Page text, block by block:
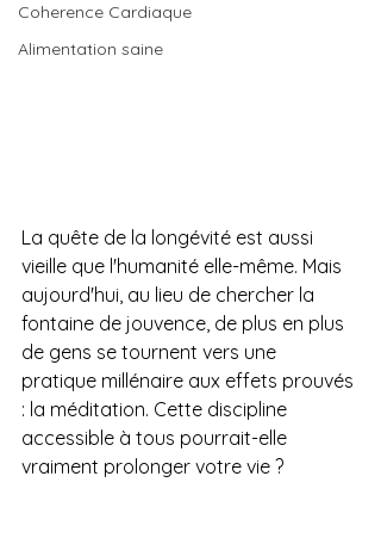
Coherence Cardiaque
Alimentation saine
La quête de la longévité est aussi
vieille que l'humanité elle-même. Mais
aujourd'hui, au lieu de chercher la
fontaine de jouvence, de plus en plus
de gens se tournent vers une
pratique millénaire aux effets prouvés
: la méditation. Cette discipline
accessible à tous pourrait-elle
vraiment prolonger votre vie ?